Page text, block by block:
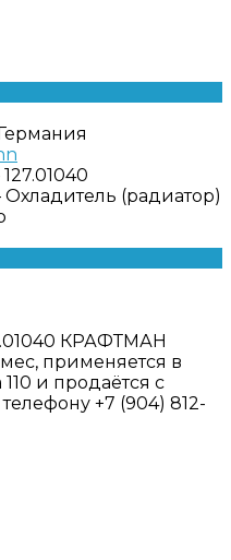
127.01040
Охладитель (радиатор)
КРАФТМАН
применяется в
и продаётся с
+7 (904) 812-